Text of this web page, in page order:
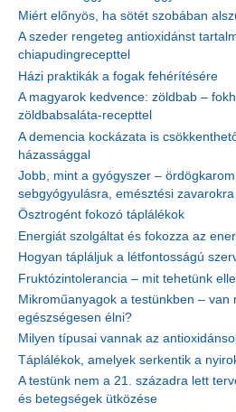
Miért előnyös, ha sötét szobában
A szeder rengeteg antioxidánst
chiapudingrecepttel
Házi praktikák a fogak fehérítésére
A magyarok kedvence: zöldbab –
zöldbabsaláta-recepttel
A demencia kockázata is
házassággal
Jobb, mint a gyógyszer –
sebgyógyulásra, emésztési zavarokra
Ösztrogént fokozó táplálékok
Energiát szolgáltat és fokozza az
Hogyan tápláljuk a létfontosságú
Fruktózintolerancia – mit tehetünk
Mikroműanyagok a testünkben – van
egészségesen élni?
Milyen típusai vannak az
Táplálékok, amelyek serkentik a
A testünk nem a 21. századra lett
és betegségek ütközése